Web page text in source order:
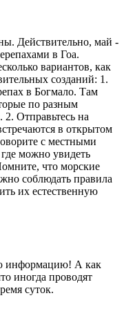
Действительно, май -
в Гоа.
вариантов, как
созданий: 1.
в Богмало. Там
по разным
Отправьтесь на
в открытом
с местными
можно увидеть
что морские
соблюдать правила
их естественную
информацию! А как
иногда проводят
суток.